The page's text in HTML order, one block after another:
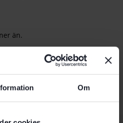
Om
än.
”Festool Dammsugare CTM
för att skriva en recension.